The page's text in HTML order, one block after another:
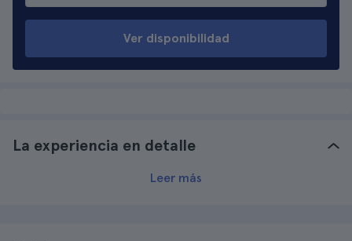
Ver disponibilidad
La experiencia en detalle
Leer más